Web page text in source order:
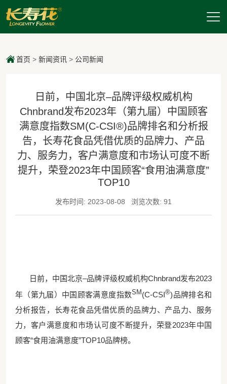
首页 > 新闻资讯> 公司新闻
日前，中国北京–品牌评级权威机构
Chnbrand发布2023年（第九届）中国顾客
满意度指数SM(C-CSI®)品牌排名和分析报
告，长寿花食品凭借优质的品牌力、产品
力、服务力，客户满意度和市场认可度不断
提升，荣登2023年中国顾客“食用油满意度”
TOP10
发布时间: 2023-08-08 浏览次数: 91
日前，中国北京–品牌评级权威机构Chnbrand发布2023
年（第九届）中国顾客满意度指数SM (C-CSI®)品牌排名和
分析报告，长寿花食品凭借优质的品牌力、产品力、服务
力，客户满意度和市场认可度不断提升，荣登2023年中国
顾客“食用油满意度”TOP10品牌榜。